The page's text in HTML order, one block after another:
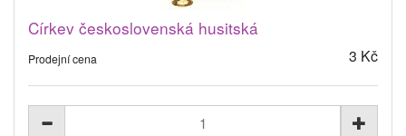
Církev československá husitská
Prodejní cena 3 Kč